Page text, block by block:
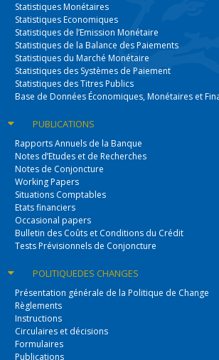
Statistiques Monétaires
Statistiques Economiques
Statistiques de l’Emission Monétaire
Statistiques de la Balance des Paiements
Statistiques du Marché Monétaire
Statistiques des Systèmes de Paiement
Statistiques des Titres Publics
Base de Données Économiques, Monétaires et
PUBLICATIONS
Rapports Annuels de la Banque
Notes d’Etudes et de Recherches
Notes de Conjoncture
Working Papers
Situations Comptables
Etats financiers
Occasional papers
Bulletin des Coûts et Conditions du Crédit
Tests Prévisionnels de Conjoncture
POLITIQUEDES CHANGES
Présentation générale de la Politique de Change
Règlements
Instructions
Circulaires et décisions
Formulaires
Publications